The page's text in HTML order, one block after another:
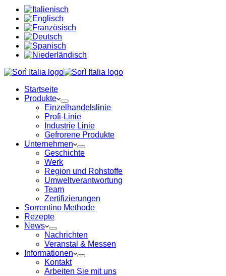
Startseite
Produkte
Einzelhandelslinie
Profi-Linie
Industrie Linie
Gefrorene Produkte
Unternehmen
Geschichte
Werk
Region und Rohstoffe
Umweltverantwortung
Team
Zertifizierungen
Sorrentino Methode
Rezepte
News
Nachrichten
Veranstal & Messen
Informationen
Kontakt
Arbeiten Sie mit uns